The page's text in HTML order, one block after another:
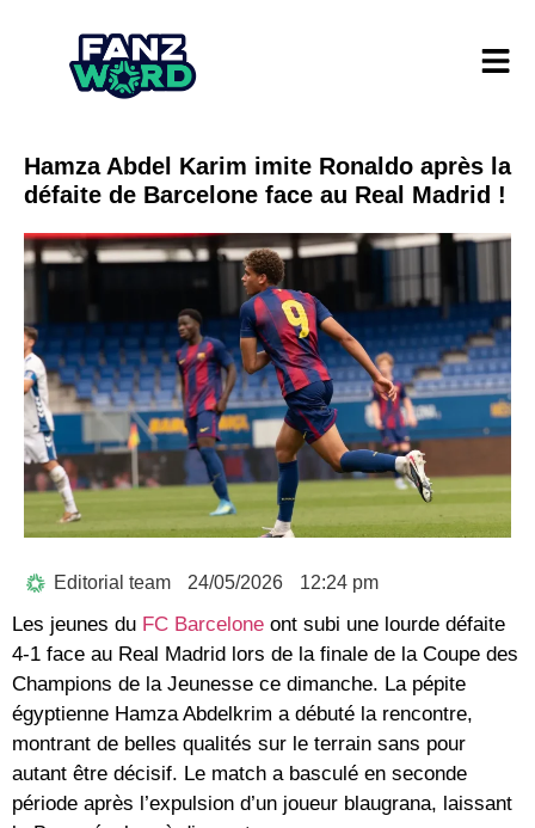
Hamza Abdel Karim imite Ronaldo après la
défaite de Barcelone face au Real Madrid !
Editorial team 24/05/2026 12:24 pm
Les jeunes du FC Barcelone ont subi une lourde défaite
4-1 face au Real Madrid lors de la finale de la Coupe des
Champions de la Jeunesse ce dimanche. La pépite
égyptienne Hamza Abdelkrim a débuté la rencontre,
montrant de belles qualités sur le terrain sans pour
autant être décisif. Le match a basculé en seconde
période après l’expulsion d’un joueur blaugrana, laissant